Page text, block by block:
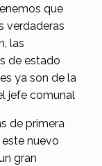
que
verdaderas
las
de estado
ya son de la
jefe comunal
de primera
nuevo
gran